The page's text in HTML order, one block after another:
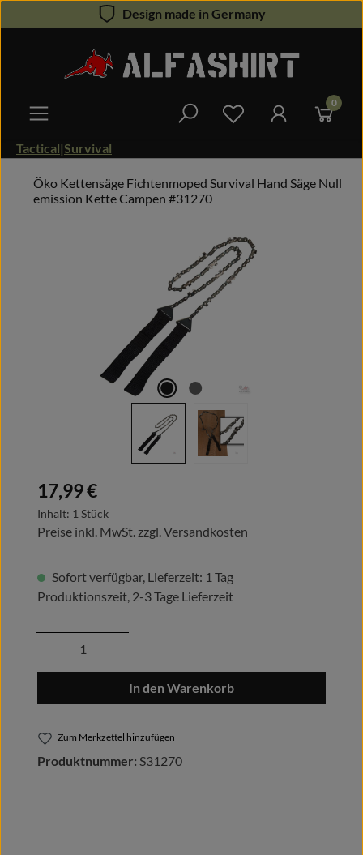
Zum Hauptinhalt springenDesign made in Germany
Du hast 0 0
Tactical|Survival
Öko Kettensäge Fichtenmoped Survival Hand Säge Null
emission Kette Campen #31270
Regulärer Preis:
17,99 €
Inhalt: 1 Stück
Preise inkl. MwSt. zzgl. Versandkosten
Sofort verfügbar, Lieferzeit: 1 Tag
Produktionszeit, 2-3 Tage Lieferzeit
Produkt Anzahl: Gib den gewünschten
In den Warenkorb
Zum Merkzettel hinzufügen
Produktnummer: S31270